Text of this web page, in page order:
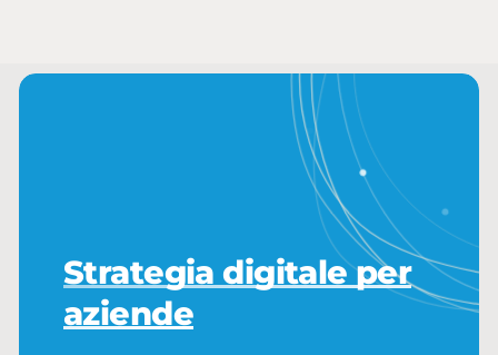
Strategia digitale per
aziende